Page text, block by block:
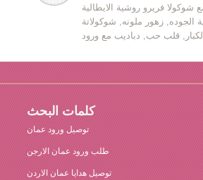
شوكولا فريرو روشية الايطالية
الجوده, زهور ملونه, شوكولاتة
كلمات البحث
توصيل ورود عمان
طلب ورود عمان الارجن
توصيل هدايا عمان الاردن